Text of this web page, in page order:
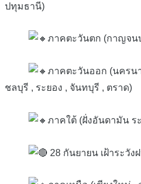
ปทุมธานี)
ภาคตะวันตก (กาญจน
ภาคตะวันออก (นครนา
ชลบุรี , ระยอง , จันทบุรี , ตราด)
ภาคใต้ (ฝั่งอันดามัน ร
28 กันยายน เฝ้าระวั